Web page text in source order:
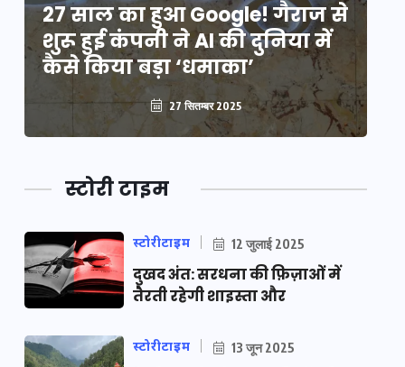
27 साल का हुआ Google! गैराज से
शुरू हुई कंपनी ने AI की दुनिया में
कैसे किया बड़ा ‘धमाका’
27 सितम्बर 2025
स्टोरी टाइम
स्टोरीटाइम 12 जुलाई 2025
दुखद अंत: सरधना की फ़िज़ाओं में
तैरती रहेगी शाइस्ता और
स्टोरीटाइम 13 जून 2025